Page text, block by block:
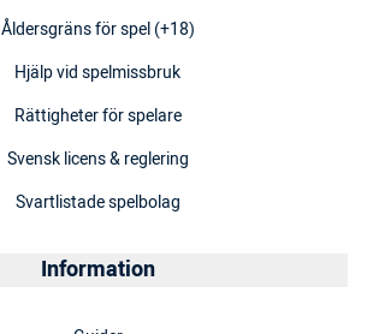
Åldersgräns för spel (+18)
Hjälp vid spelmissbruk
Rättigheter för spelare
Svensk licens & reglering
Svartlistade spelbolag
Information